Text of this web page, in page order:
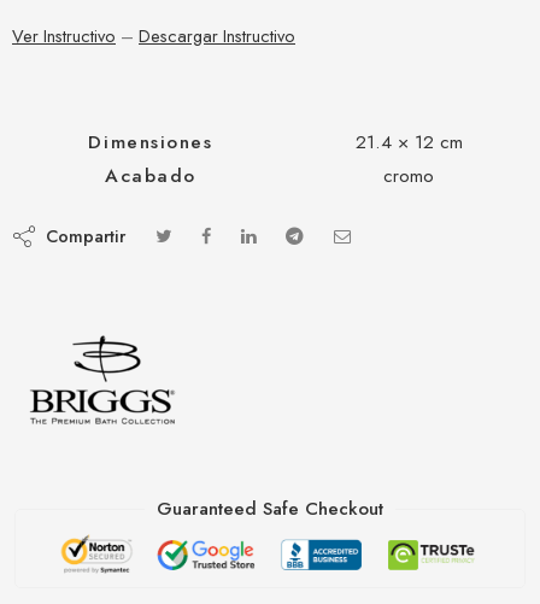
Ver Instructivo – Descargar Instructivo
Dimensiones
21.4 × 12 cm
Acabado
cromo
Compartir
Guaranteed Safe Checkout